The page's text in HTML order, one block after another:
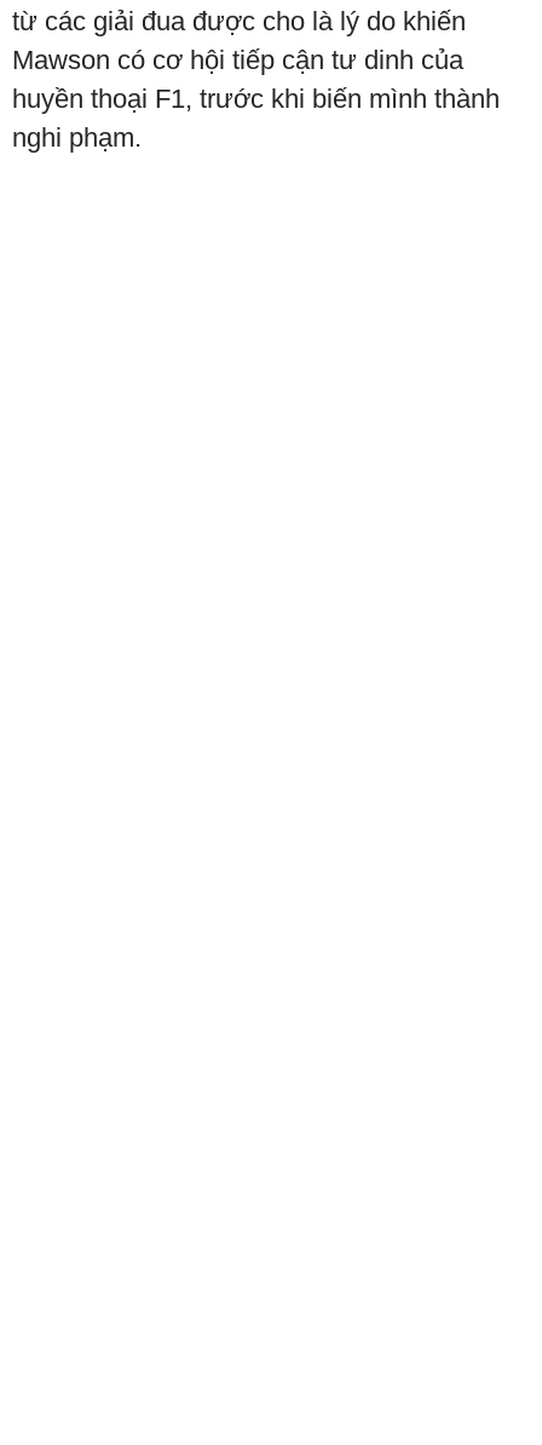
từ các giải đua được cho là lý do khiến
Mawson có cơ hội tiếp cận tư dinh của
huyền thoại F1, trước khi biến mình thành
nghi phạm.